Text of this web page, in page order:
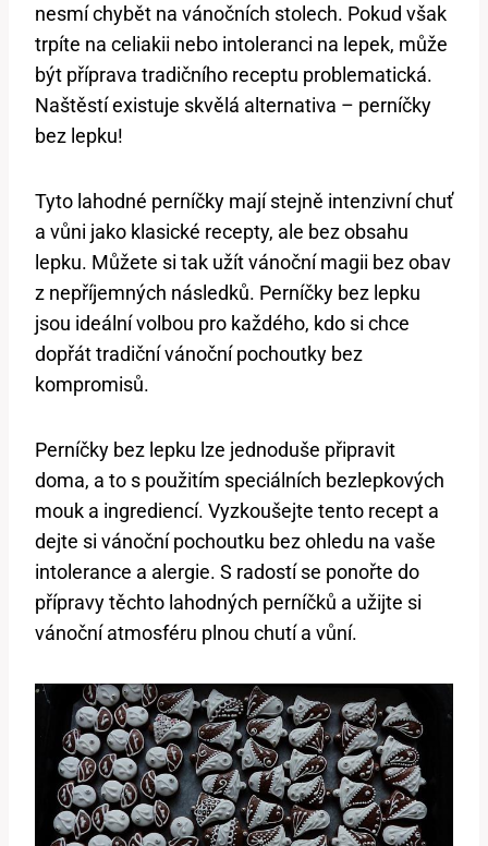
nesmí chybět na vánočních stolech. Pokud však
trpíte na celiakii nebo intoleranci na lepek, může
být příprava tradičního receptu problematická.
Naštěstí existuje skvělá alternativa – perníčky
bez lepku!
Tyto lahodné perníčky mají stejně intenzivní chuť
a vůni jako klasické recepty, ale bez obsahu
lepku. Můžete si tak užít vánoční magii bez obav
z nepříjemných následků. Perníčky bez lepku
jsou ideální volbou pro každého, kdo si chce
dopřát tradiční vánoční pochoutky bez
kompromisů.
Perníčky bez lepku lze jednoduše připravit
doma, a to s použitím speciálních bezlepkových
mouk a ingrediencí. Vyzkoušejte tento recept a
dejte si vánoční pochoutku bez ohledu na vaše
intolerance a alergie. S radostí se ponořte do
přípravy těchto lahodných perníčků a užijte si
vánoční atmosféru plnou chutí a vůní.